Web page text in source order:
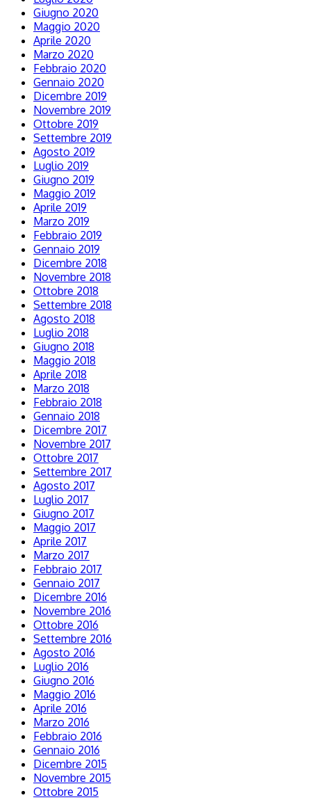
Giugno 2020
Maggio 2020
Aprile 2020
Marzo 2020
Febbraio 2020
Gennaio 2020
Dicembre 2019
Novembre 2019
Ottobre 2019
Settembre 2019
Agosto 2019
Luglio 2019
Giugno 2019
Maggio 2019
Aprile 2019
Marzo 2019
Febbraio 2019
Gennaio 2019
Dicembre 2018
Novembre 2018
Ottobre 2018
Settembre 2018
Agosto 2018
Luglio 2018
Giugno 2018
Maggio 2018
Aprile 2018
Marzo 2018
Febbraio 2018
Gennaio 2018
Dicembre 2017
Novembre 2017
Ottobre 2017
Settembre 2017
Agosto 2017
Luglio 2017
Giugno 2017
Maggio 2017
Aprile 2017
Marzo 2017
Febbraio 2017
Gennaio 2017
Dicembre 2016
Novembre 2016
Ottobre 2016
Settembre 2016
Agosto 2016
Luglio 2016
Giugno 2016
Maggio 2016
Aprile 2016
Marzo 2016
Febbraio 2016
Gennaio 2016
Dicembre 2015
Novembre 2015
Ottobre 2015